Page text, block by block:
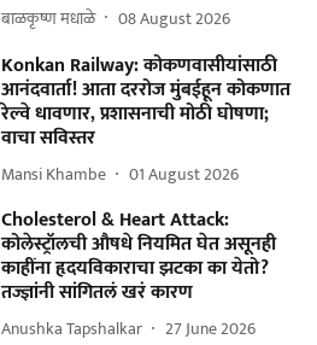
बाळकृष्ण मधाळे 08 August 2026
Konkan Railway: कोकणवासीयांसाठी
आनंदवार्ता! आता दररोज मुंबईहून कोकणात
रेल्वे धावणार, प्रशासनाची मोठी घोषणा;
वाचा सविस्तर
Mansi Khambe 01 August 2026
Cholesterol & Heart Attack:
कोलेस्ट्रॉलची औषधे नियमित घेत असूनही
काहींना हृदयविकाराचा झटका का येतो?
तज्ज्ञांनी सांगितलं खरं कारण
Anushka Tapshalkar 27 June 2026